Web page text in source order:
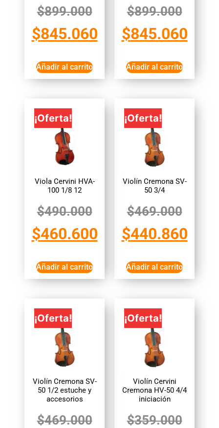
$899.000
$845.060
Añadir al carrito
$899.000
$845.060
Añadir al carrito
¡Oferta!
Viola Cervini HVA-
100 1/8 12
$490.000
$460.600
Añadir al carrito
¡Oferta!
Violín Cremona SV-
50 3/4
$469.000
$440.860
Añadir al carrito
¡Oferta!
Violín Cremona SV-
50 1/2 estuche y
accesorios
$469.000
¡Oferta!
Violín Cervini
Cremona HV-50 4/4
iniciación
$359.000